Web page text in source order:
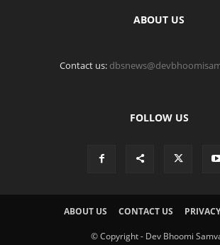
ABOUT US
Contact us:
FOLLOW US
ABOUT US CONTACT US
© Copyright - Dev Bhoomi